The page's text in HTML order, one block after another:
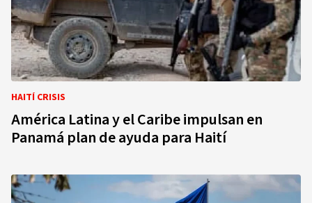
HAITÍ CRISIS
América Latina y el Caribe impulsan en
Panamá plan de ayuda para Haití